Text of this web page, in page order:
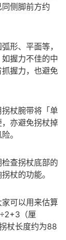
侧脚前方约
形、平面等，
握力不佳的中
握力，也避免
杖腕带将「单
亦避免拐杖掉
。
查拐杖底部的
杖的功能。
可以用来估算
（厘
杖长度约为88